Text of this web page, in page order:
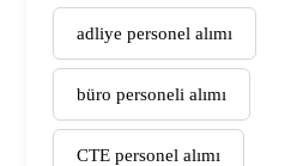
adliye personel alımı
büro personeli alımı
CTE personel alımı